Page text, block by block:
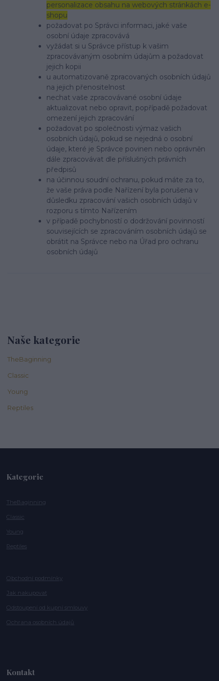
Naše kategorie
TheBaginning
Classic
Young
Reptiles
personalizace obsahu na webových stránkách e-
shopu
požadovat po Správci informaci, jaké vaše
osobní údaje zpracovává
vyžádat si u Správce přístup k vašim
zpracovávaným osobním údajům a požadovat
jejich kopii
u automatizovaně zpracovaných osobních údajů
na jejich přenositelnost
nechat vaše zpracovávané osobní údaje
aktualizovat nebo opravit, popřípadě požadovat
omezení jejich zpracování
požadovat po společnosti výmaz vašich
osobních údajů, pokud se nejedná o osobní
údaje, které je Správce povinen nebo oprávněn
dále zpracovávat dle příslušných právních
předpisů
na účinnou soudní ochranu, pokud máte za to,
že vaše práva podle Nařízení byla porušena v
důsledku zpracování vašich osobních údajů v
rozporu s tímto Nařízením
v případě pochybností o dodržování povinností
souvisejících se zpracováním osobních údajů se
obrátit na Správce nebo na Úřad pro ochranu
osobních údajů
Kategorie
TheBaginning
Classic
Young
Reptiles
Obchodní podmínky
Jak nakupovat
Odstoupení od kupní smlouvy
Ochrana osobních údajů
Kontakt